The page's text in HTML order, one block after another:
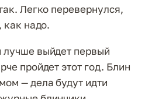
Легко перевернулся,
как надо.
выйдет первый
пройдет этот год. Блин
— дела будут идти